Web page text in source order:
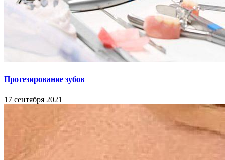
Протезирование зубов
17 сентября 2021